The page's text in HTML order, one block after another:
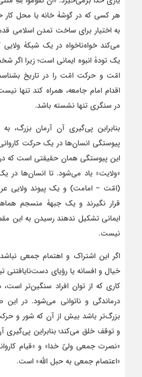
هر کسی که در گوشۀ خانه یا محل کار
به اختیار برای ساخت تمدن اسلامی
می‌کند خواه‌ناخواه در یک شبکۀ
یک تودۀ انبوه ایمانی است؛ زیرا اگر
امّت و حرکت امّت را در تاریخ
اقدام امام جامعه، همراه کند تنها
در سنگری تنها نشسته باشد.
بنابراین پی‌گیری آن آرمان بزرگ، به
پیوستگی انسان‌ها در یک حرکت کاروانی
این پیوستگی همان حقیقتی است که در
«ولایت» یاد می‌شود. تا انسان‌ها در
(امّت – امامت) و یک پیوند ولایی
قرار نگیرند و یک جبهۀ منسجم
ایمانی تشکیل ندهند رسیدن به این
نیست.
اگر این اشتراک و اهتمام جمعی
خیال و افسانه یا رؤیای دست‌نایافتنی
کاری که از توان افراد سنگین‌تر
درماندگی و ناتوانی می‌شود. در
بزرگ‌تر باشد بیش از آن که شور و حرکت
و توقف خلق می‌کند؛ بنابراین پی‌گیری
«نصرت جمعی ولیّ خدا» و «قیام
«اعتصام جمعی به حبل الله» است.